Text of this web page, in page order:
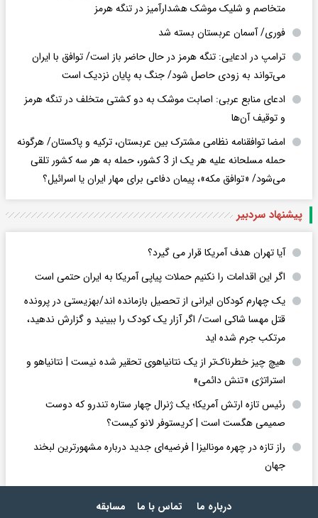
متخاصم و شلیک موشک هشدارآمیز در تنگه هرمز
فوری/ آسمان عربستان بسته شد
ترامپ در ادعایی: تنگه هرمز در حال حاضر باز است/ توافق با ایران
می‌تواند به‌ زودی حاصل شود/ جنگ به پایان نزدیک است
ادعای منابع عربی: اصابت موشک به دو کشتی متخلف در تنگه هرمز
و توقیف آن‌ها
امضا توافقنامه نظامی مشترک بین عربستان، ترکیه و پاکستان/ هرگونه
حمله مسلحانه علیه هر یک از 3 کشور، حمله به هر سه کشور تلقی
می‌شود/ «توافق مکه»، پیمان دفاعی برای مهار ایران یا اسرائیل؟
پیشنهاد سردبیر
آیا تهران هدف آمریکا قرار می گیرد؟
اگر این اقدامات را نکنیم حملات پیاپی آمریکا به ایران حتمی است
یک چهارم کودکان ایرانی از تحصیل بازمانده اند/بهزیستی در پرونده
قتل مهسا شاکی است/ اگر آزار یک کودک را ببینید و گزارش ندهید،
مرتکب جرم شده اید
هیچ چیز خطرناک‌تر از یک نتانیاهوی تحقیر شده نیست | نتانیاهو و
استراتژی «تنش دائمی»
رئیس تازه ارتش آمریکا؛ یک ژنرال چهار ستاره تندرو که دوست
صمیمی هگست است | کریستوفر لانو کیست؟
راز تازه در چهره مونالیزا | فرضیه‌ای جدید درباره مشهورترین لبخند
جهان
درباره ما تماس با ما مسابقه